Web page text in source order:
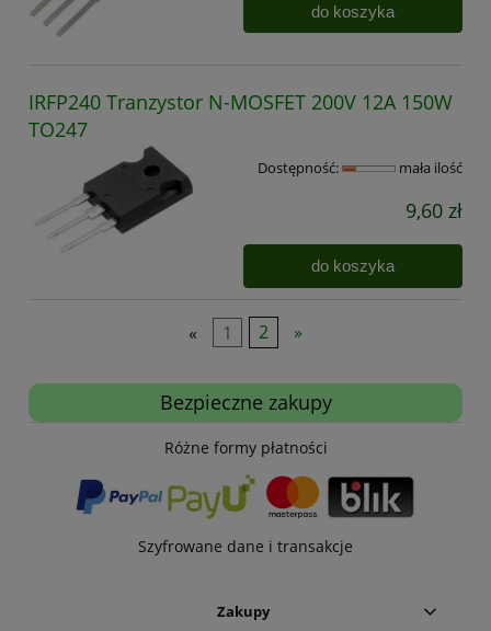
do koszyka
IRFP240 Tranzystor N-MOSFET 200V 12A 150W
TO247
Dostępność: mała ilość
9,60 zł
do koszyka
« 1 2 »
Bezpieczne zakupy
Różne formy płatności
Szyfrowane dane i transakcje
Zakupy